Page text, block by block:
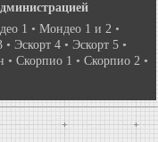
1 • Мондео 1 и 2 •
• Эскорт 4 • Эскорт 5 •
• Скорпио 1 • Скорпио 2 •